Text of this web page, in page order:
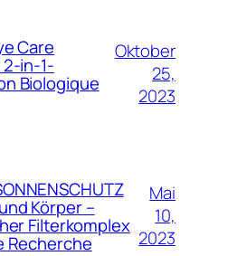
Care
in-1-
Biologique
Oktober
25,
2023
Körper –
Filterkomplex
Recherche
Mai
10,
2023